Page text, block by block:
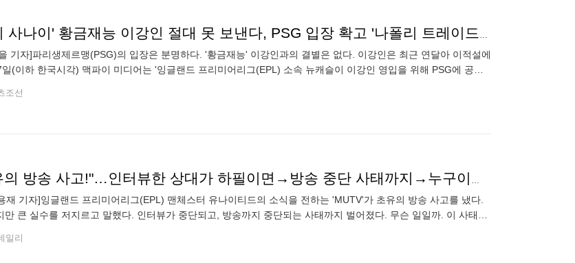
'1000억원의 사나이' 황금재능 이강인 절대 못 보낸다, PSG 입장 확고 '나폴리 트레이드는 없다'
기자]파리생제르맹(PSG)의 입장은 분명하다. '황금재능' 이강인과의 결별은 없다. 이강인은 최근 연달아 이적설에
(이하 한국시각) 맥파이 미디어는 '잉글랜드 프리미어리그(EPL) 소속 뉴캐슬이 이강인 영입을 위해 PSG에 공식
조선
"MUTV 초유의 방송 사고!"…인터뷰한 상대가 하필이면→방송 중단 사태까지→누구이길래?
재 기자]잉글랜드 프리미어리그(EPL) 맨체스터 유나이티드의 소식을 전하는 'MUTV'가 초유의 방송 사고를 냈다.
만 큰 실수를 저지르고 말했다. 인터뷰가 중단되고, 방송까지 중단되는 사태까지 벌어졌다. 무슨 일일까. 이 사태를
일리